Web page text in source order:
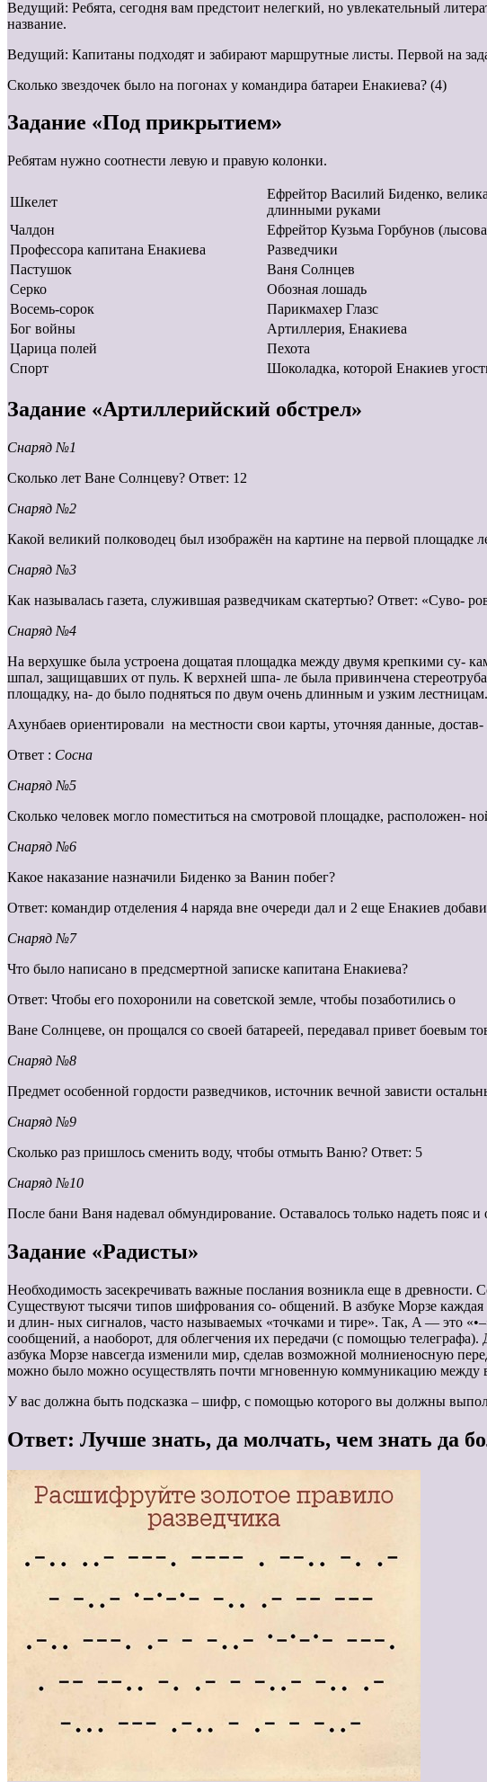
Ведущий: Ребята, сегодня вам предстоит нелегкий, но увлекательный
название.
Ведущий: Капитаны подходят и забирают маршрутные листы. Первой на
Сколько звездочек было на погонах у командира батареи Енакиева? (4)
Задание «Под прикрытием»
Ребятам нужно соотнести левую и правую колонки.
Шкелет
Ефрейтор Василий Биденко,
длинными руками
Чалдон
Ефрейтор Кузьма Горбунов
Профессора капитана Енакиева
Разведчики
Пастушок
Ваня Солнцев
Серко
Обозная лошадь
Восемь-сорок
Парикмахер Глазс
Бог войны
Артиллерия, Енакиева
Царица полей
Пехота
Спорт
Шоколадка, которой Енакиев
Задание «Артиллерийский обстрел»
Снаряд №1
Сколько лет Ване Солнцеву? Ответ: 12
Снаряд №2
Какой великий полководец был изображён на картине на первой
Снаряд №3
Как называлась газета, служившая разведчикам скатертью? Ответ: «Суво-
Снаряд №4
На верхушке была устроена дощатая площадка между двумя крепкими су-
шпал, защищавших от пуль. К верхней шпа- ле была привинчена
площадку, на- до было подняться по двум очень длинным и узким
Ахунбаев ориентировали на местности свои карты, уточняя данные,
Ответ : Сосна
Снаряд №5
Сколько человек могло поместиться на смотровой площадке, расположен-
Снаряд №6
Какое наказание назначили Биденко за Ванин побег?
Ответ: командир отделения 4 наряда вне очереди дал и 2 еще Енакиев
Снаряд №7
Что было написано в предсмертной записке капитана Енакиева?
Ответ: Чтобы его похоронили на советской земле, чтобы позаботились о
Ване Солнцеве, он прощался со своей батареей, передавал привет боевым
Снаряд №8
Предмет особенной гордости разведчиков, источник вечной зависти
Снаряд №9
Сколько раз пришлось сменить воду, чтобы отмыть Ваню? Ответ: 5
Снаряд №10
После бани Ваня надевал обмундирование. Оставалось только надеть пояс
Задание «Радисты»
Необходимость засекречивать важные послания возникла еще в
Существуют тысячи типов шифрования со- общений. В азбуке Морзе
и длин- ных сигналов, часто называемых «точками и тире». Так, A — это
сообщений, а наоборот, для облегчения их передачи (с помощью
азбука Морзе навсегда изменили мир, сделав возможной молниеносную
можно было можно осуществлять почти мгновенную коммуникацию между
У вас должна быть подсказка – шифр, с помощью которого вы должны
Ответ: Лучше знать, да молчать, чем знать да